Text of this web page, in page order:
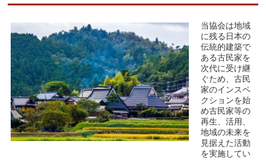
当協会は地域
に残る日本の
伝統的建築で
ある古民家を
次代に受け継
ぐため、古民
家のインスペ
クションを始
め古民家等の
再生、活用、
地域の未来を
見据えた活動
を実施してい